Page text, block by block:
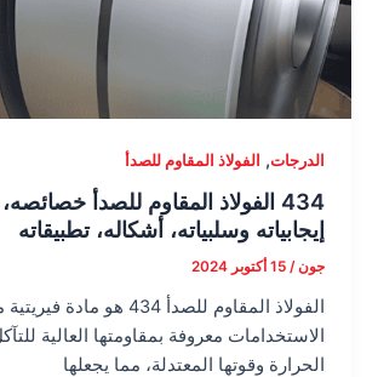
الدرجات, الفولاذ المقاوم للصدأ
434 الفولاذ المقاوم للصدأ
إيجابياته وسلبياته، أشكاله، تطبيقاته
جون/15 أكتوبر 2024
الفولاذ المقاوم للصدأ 434 هو مادة
الاستخدامات معروفة بمقاومتها العالية
الحرارة وقوتها المعتدلة، مما يجعلها